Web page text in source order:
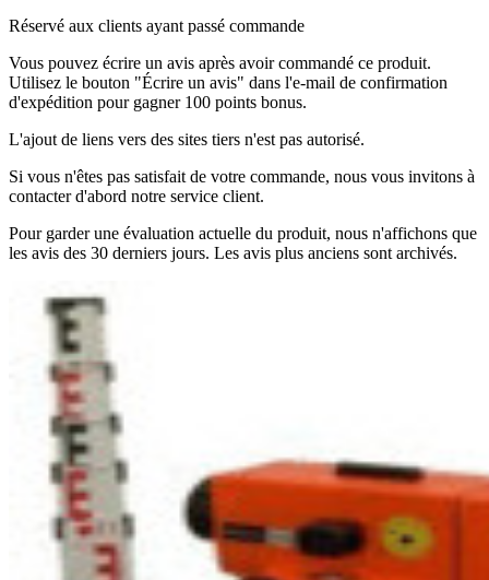
Réservé aux clients ayant passé commande
Vous pouvez écrire un avis après avoir commandé ce produit.
Utilisez le bouton "Écrire un avis" dans l'e-mail de confirmation
d'expédition pour gagner 100 points bonus.
L'ajout de liens vers des sites tiers n'est pas autorisé.
Si vous n'êtes pas satisfait de votre commande, nous vous invitons à
contacter d'abord notre service client.
Pour garder une évaluation actuelle du produit, nous n'affichons que
les avis des 30 derniers jours. Les avis plus anciens sont archivés.